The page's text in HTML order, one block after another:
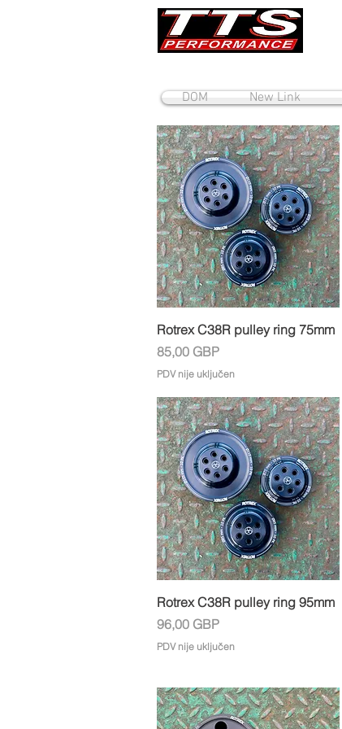
DOM New Link
Brzi pregled
Rotrex C38R pulley ring 75mm
Cijena
85,00 GBP
PDV nije uključen
Brzi pregled
Rotrex C38R pulley ring 95mm
Cijena
96,00 GBP
PDV nije uključen